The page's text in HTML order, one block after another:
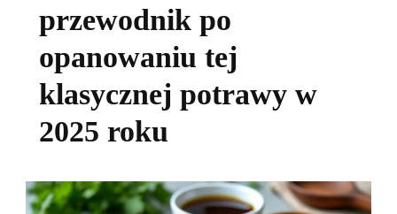
przewodnik po
opanowaniu tej
klasycznej potrawy w
2025 roku